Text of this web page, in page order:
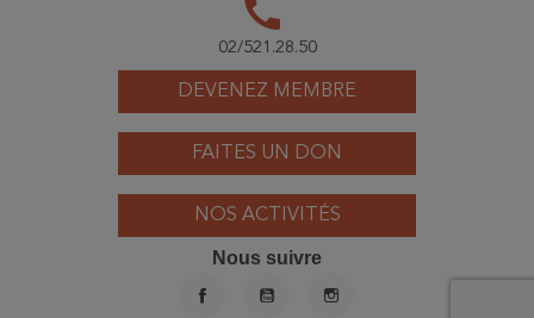
DEVENEZ MEMBRE
FAITES UN DON
NOS ACTIVITÉS
call
02/521.28.50
Nous suivre